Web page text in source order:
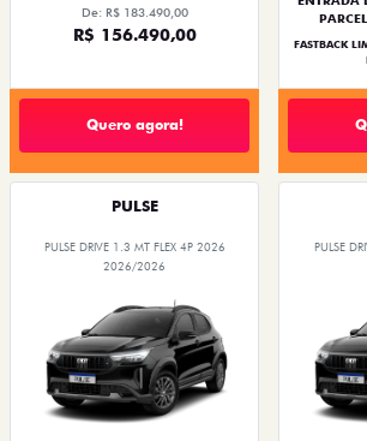
De: R$ 183.490,00
R$ 156.490,00
Quero agora!
FASTBACK
PULSE
PULSE DRIVE 1.3 MT FLEX 4P 2026
2026/2026
PULSE